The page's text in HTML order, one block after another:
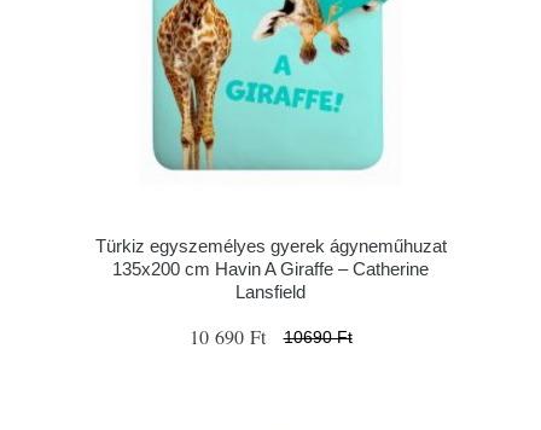
Türkiz egyszemélyes gyerek ágyneműhuzat
135x200 cm Havin A Giraffe – Catherine
Lansfield
10 690 Ft 10690 Ft